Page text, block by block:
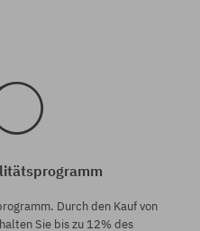
Durch den Kauf von
Sie bis zu 12% des